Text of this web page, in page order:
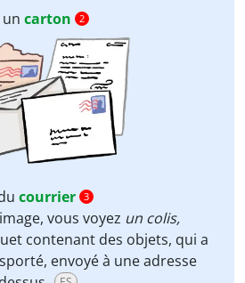
un carton 2
courrier 3
vous voyez un colis,
contenant des objets, qui a
envoyé à une adresse